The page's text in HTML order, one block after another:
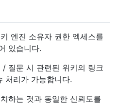
엔진 소유자 권한 엑세스를
있습니다.
질문 시 관련된 위키의 링크
처리가 가능합니다.
하는 것과 동일한 신뢰도를